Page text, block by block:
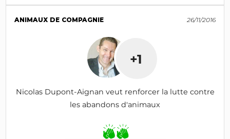
ANIMAUX DE COMPAGNIE 26/11/2016
+1
Nicolas Dupont-Aignan veut renforcer la lutte contre
les abandons d'animaux